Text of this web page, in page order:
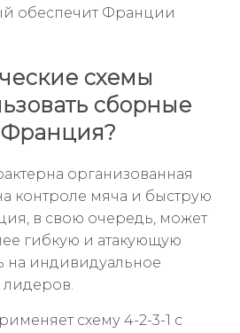
обеспечит Франции
схемы
сборные
организованная
контроле мяча и быструю
в свою очередь, может
гибкую и атакующую
на индивидуальное
лидеров.
схему 4-2-3-1 с